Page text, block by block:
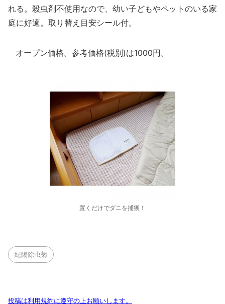
れる。殺虫剤不使用なので、幼い子どもやペットのいる家
庭に好適。取り替え目安シール付。
オープン価格。参考価格(税別)は1000円。
置くだけでダニを捕獲！
紀陽除虫菊